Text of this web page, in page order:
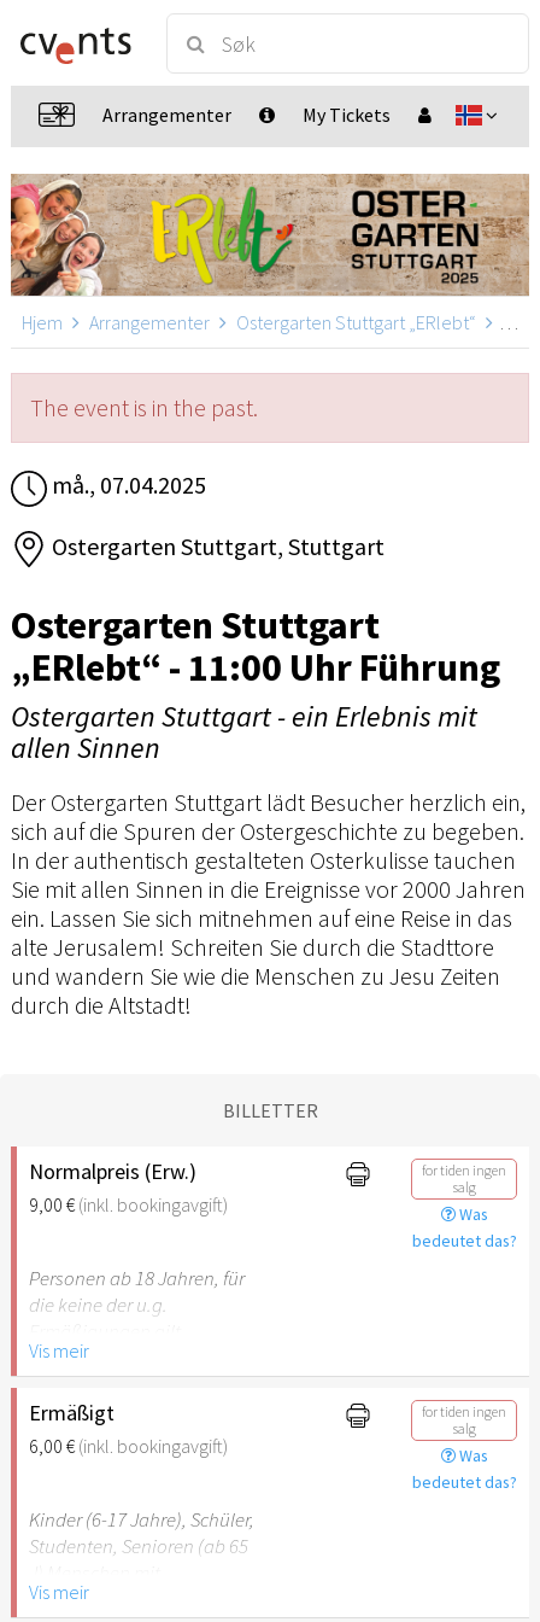
Arrangementer My Tickets
Hjem Arrangementer Ostergarten Stuttgart „ERlebt“
The event is in the past.
må., 07.04.2025
Ostergarten Stuttgart, Stuttgart
Ostergarten Stuttgart
„ERlebt“ - 11:00 Uhr Führung
Ostergarten Stuttgart - ein Erlebnis mit
allen Sinnen
Der Ostergarten Stuttgart lädt Besucher herzlich ein,
sich auf die Spuren der Ostergeschichte zu begeben.
In der authentisch gestalteten Osterkulisse tauchen
Sie mit allen Sinnen in die Ereignisse vor 2000 Jahren
ein. Lassen Sie sich mitnehmen auf eine Reise in das
alte Jerusalem! Schreiten Sie durch die Stadttore
und wandern Sie wie die Menschen zu Jesu Zeiten
durch die Altstadt!
BILLETTER
Normalpreis (Erw.)
9,00 €(inkl. bookingavgift)
for tiden ingen
salg
Was
bedeutet das?
Personen ab 18 Jahren, für
die keine der u.g.
Vis meir
Ermäßigt
6,00 €(inkl. bookingavgift)
for tiden ingen
salg
Was
bedeutet das?
Kinder (6-17 Jahre), Schüler,
Studenten, Senioren (ab 65
Behinderung (ab 50%),
Vis meir